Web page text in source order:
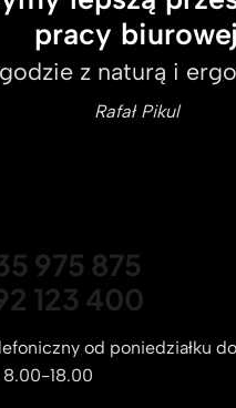
pracy biurowej
z naturą i
Rafał Pikul
975 875
123 400
od poniedziałku
18.00